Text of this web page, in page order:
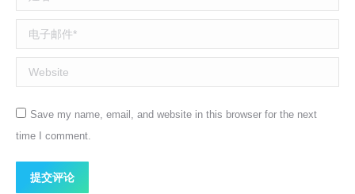
电子邮件 *
Website
Save my name, email, and website in this browser for the next
time I comment.
提交评论